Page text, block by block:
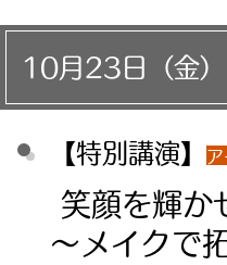
10月23日（金
【特別講演】
笑顔を輝か
～メイクで